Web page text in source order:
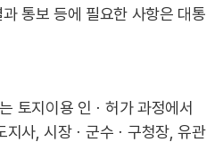
통보 등에 필요한 사항은 대통
토지이용 인ㆍ허가 과정에서
지사, 시장ㆍ군수ㆍ구청장, 유관